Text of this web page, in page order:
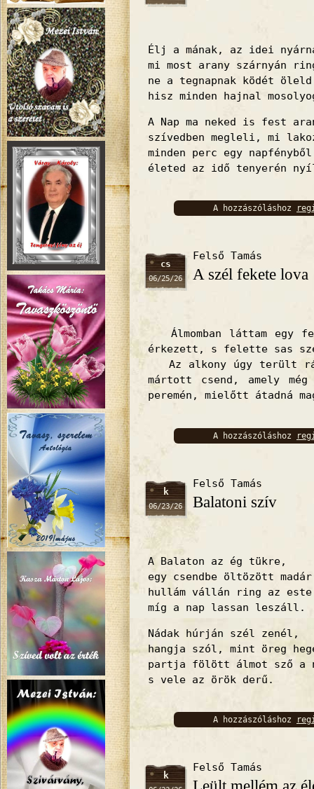
Élj a mának, az idei
mi most arany szárnyán
ne a tegnapnak ködét
hisz minden hajnal
A Nap ma neked is fest
szívedben megleli, mi
minden perc egy
életed az idő tenyerén
A hozzászóláshoz
cs
06/25/26
Felső Tamás
A szél fekete lova
Álmomban láttam egy
érkezett, s felette sas
Az alkony úgy terült rá
mártott csend, amely
peremén, mielőtt átadná
A hozzászóláshoz
k
06/23/26
Felső Tamás
Balatoni szív
A Balaton az ég tükre,
egy csendbe öltözött
hullám vállán ring az
míg a nap lassan leszáll.
Nádak húrján szél zenél,
hangja szól, mint öreg
partja fölött álmot sző a
s vele az örök derű.
A hozzászóláshoz
k
Felső Tamás